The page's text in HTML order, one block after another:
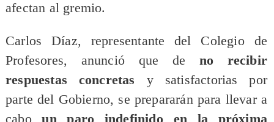
afectan al gremio.
Carlos Díaz, representante del Colegio de
Profesores, anunció que de no recibir
respuestas concretas y satisfactorias por
parte del Gobierno, se prepararán para llevar a
caboun paro indefinido en la próxima